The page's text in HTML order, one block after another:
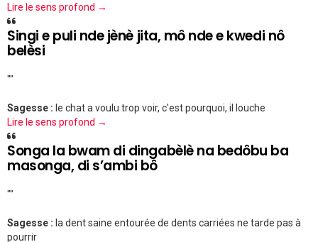
Lire le sens profond →
Singi e puli nde jènè jita, mô nde e kwedi nô
belèsi
""
Sagesse : le chat a voulu trop voir, c'est pourquoi, il louche
Lire le sens profond →
Songa la bwam di dingabèlè na bedôbu ba
masonga, di s’ambi bô
""
Sagesse : la dent saine entourée de dents carriées ne tarde pas à
pourrir